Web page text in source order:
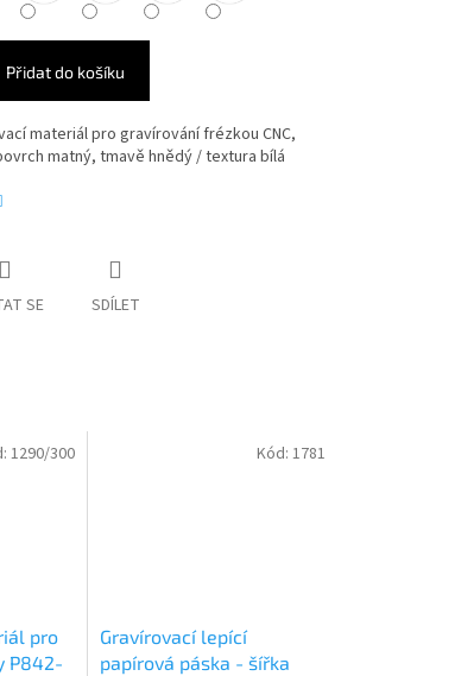
Přidat do košíku
materiál pro gravírování frézkou CNC,
matný, tmavě hnědý / textura bílá
SE SDÍLET
pro
P842-
1290/300
Gravírovací lepící
papírová páska - šířka
Kód: 1781